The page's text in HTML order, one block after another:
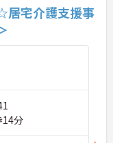
居宅介護支援事
14分